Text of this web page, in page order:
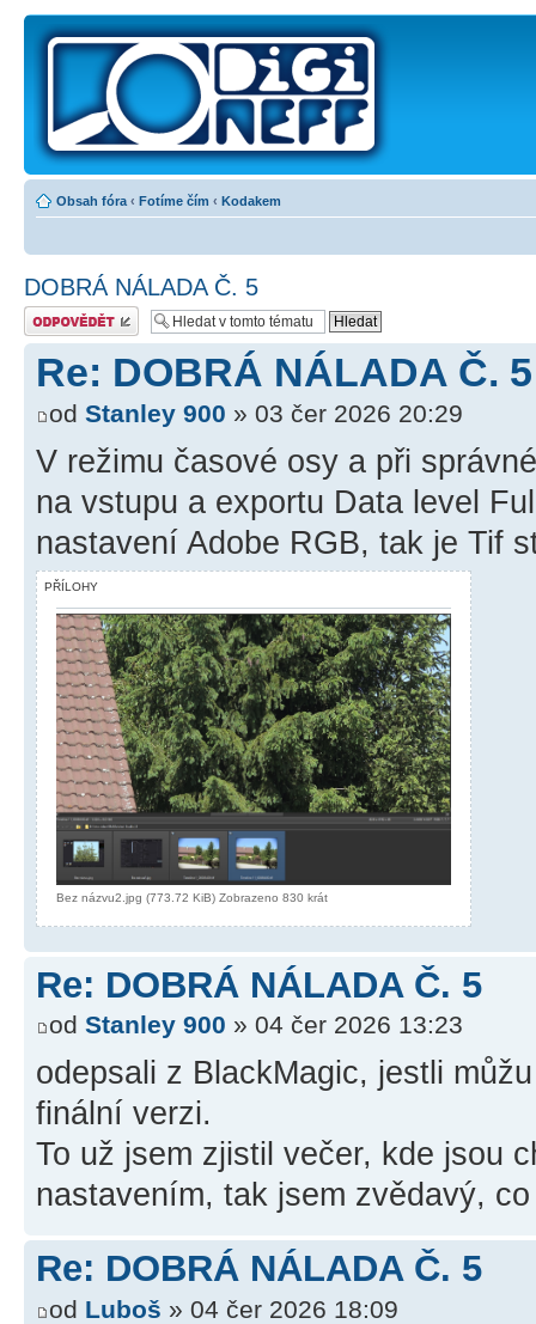
Obsah fóra ‹ Fotíme čím ‹ Kodakem
DOBRÁ NÁLADA Č. 5
Odeslat odpověď
Re: DOBRÁ NÁLADA Č. 5
od Stanley 900 » 03 čer 2026 20:29
V režimu časové osy a při
na vstupu a exportu Data level
nastavení Adobe RGB, tak je Tif
PŘÍLOHY
Bez názvu2.jpg (773.72 KiB) Zobrazeno 830 krát
Re: DOBRÁ NÁLADA Č. 5
od Stanley 900 » 04 čer 2026 13:23
odepsali z BlackMagic, jestli
finální verzi.
To už jsem zjistil večer, kde jsou
nastavením, tak jsem zvědavý,
Re: DOBRÁ NÁLADA Č. 5
od Luboš » 04 čer 2026 18:09